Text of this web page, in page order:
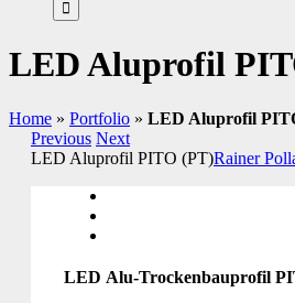
LED Aluprofil
Home » Portfolio » LED Aluprofil
Previous Next
LED Aluprofil PITO (PT)Rainer
LED Alu-Trockenbauprofil